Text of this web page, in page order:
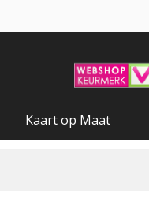
Kaart op Maat